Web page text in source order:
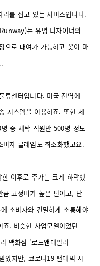
를 잡고 있는 서비스입니다.
는 유명 디자이너의
으로 대여가 가능하고 옷이 마
류센터입니다. 미국 전역에
시스템을 이용하죠. 또한 세
중 세탁 직원만 500명 정도
자 클레임도 최소화했고요.
이후로 주가는 크게 하락했
고정비가 높은 편이고, 단
소비자와 긴밀하게 소통해야
죠. 비슷한 사업모델이었던
백화점 '로드앤테일러
지만, 코로나19 팬데믹 시